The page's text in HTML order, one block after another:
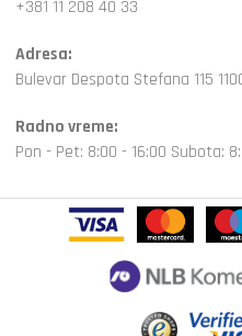
+381 11 208 40 33
Adresa:
Bulevar Despota Stefana 115
Radno vreme:
Pon - Pet: 8:00 - 16:00 Subota: